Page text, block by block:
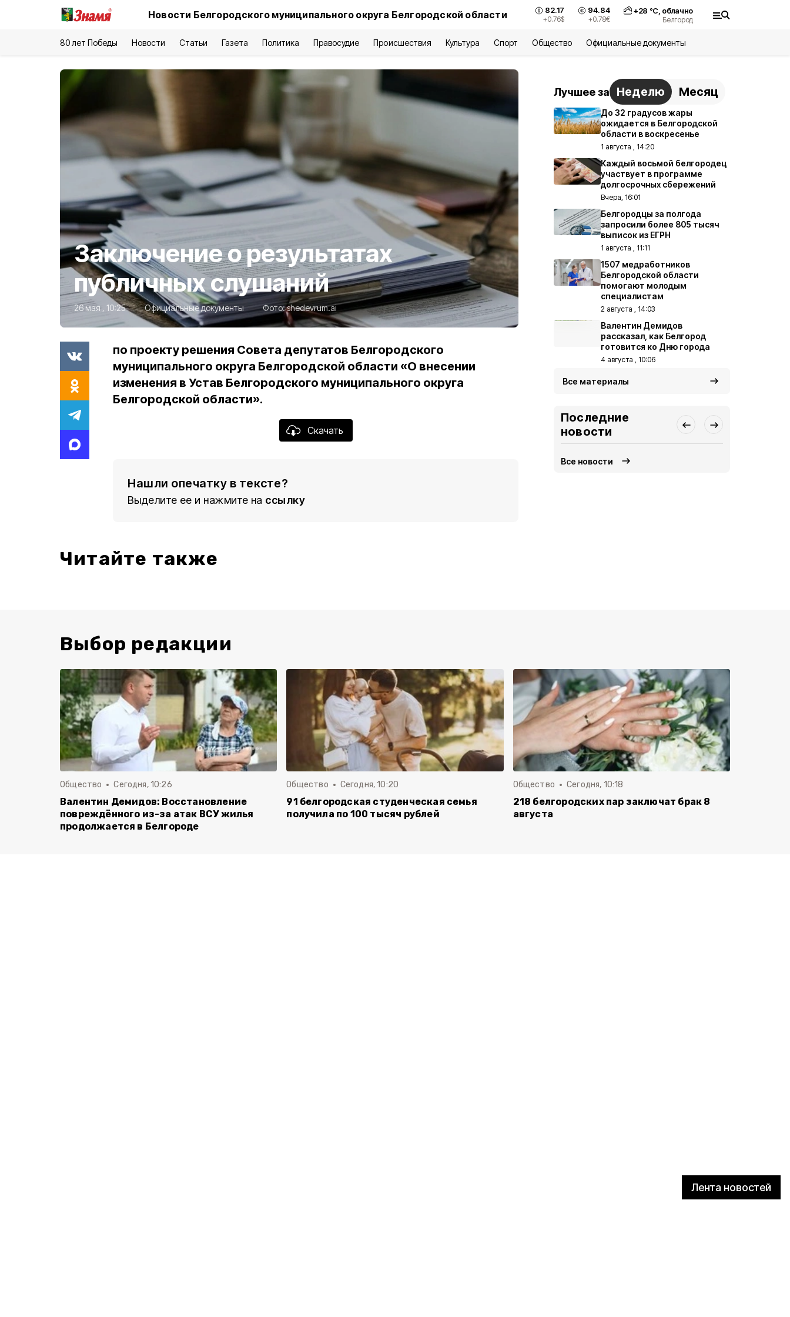
Новости Белгородского муниципального округа Белгородской области 82.17
+0.76$
94.84
+0.78€
+28 °С, облачно
Белгород
80 лет Победы Новости Статьи Газета Политика Правосудие Происшествия Культура Спорт Общество Официальные документы
Лента новостей
Заключение о результатах
публичных слушаний
26 мая , 10:25 Официальные документы Фото:shedevrum.ai
по проекту решения Совета депутатов Белгородского
муниципального округа Белгородской области «О внесении
изменения в Устав Белгородского муниципального округа
Белгородской области».
Скачать
Нашли опечатку в тексте?
Выделите ее и нажмите на ссылку
Читайте также
Лучшее за Неделю Месяц
До 32 градусов жары
ожидается в Белгородской
области в воскресенье
1 августа , 14:20
Каждый восьмой белгородец
участвует в программе
долгосрочных сбережений
Вчера, 16:01
Белгородцы за полгода
запросили более 805 тысяч
выписок из ЕГРН
1 августа , 11:11
1507 медработников
Белгородской области
помогают молодым
специалистам
2 августа , 14:03
Валентин Демидов
рассказал, как Белгород
готовится ко Дню города
4 августа , 10:06
Все материалы
Последние
новости
Все новости
Выбор редакции
Общество Сегодня, 10:26
Валентин Демидов: Восстановление
повреждённого из-за атак ВСУ жилья
продолжается в Белгороде
Общество Сегодня, 10:20
91 белгородская студенческая семья
получила по 100 тысяч рублей
Общество Сегодня, 10:18
218 белгородских пар заключат брак 8
августа